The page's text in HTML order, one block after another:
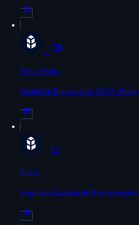
→
Web3 Wallet
Guardá tu Bancor en la Web3 Wallet
→
Precio
Seguí la cotización de Bancor en